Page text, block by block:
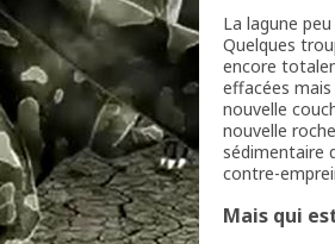
La lagune
Quelques
encore
effacées
nouvelle
nouvelle
sédimentaire
contre-
Mais qui